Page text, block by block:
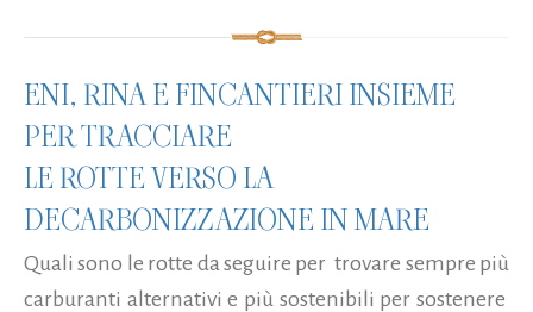
ENI, RINA E FINCANTIERI INSIEME
PER TRACCIARE
LE ROTTE VERSO LA
DECARBONIZZAZIONE IN MARE
Quali sono le rotte da seguire per trovare sempre più
carburanti alternativi e più sostenibili per sostenere